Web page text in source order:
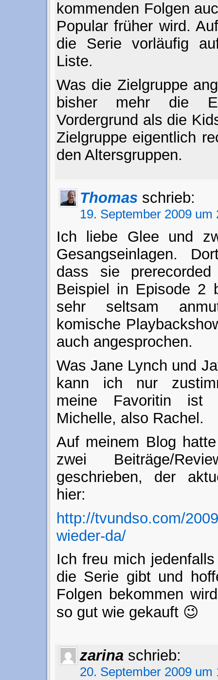
kommenden Folgen
Popular früher wird.
die Serie vorläufig
Liste.
Was die Zielgruppe
bisher mehr die
Vordergrund als die
Zielgruppe eigentlich
den Altersgruppen.
Thomas schrieb:
19. September 2009 um
Ich liebe Glee und
Gesangseinlagen.
dass sie
Beispiel in Episode 2
sehr seltsam
komische
auch angesprochen.
Was Jane Lynch und
kann ich nur
meine Favoritin
Michelle, also Rachel.
Auf meinem Blog
zwei Beiträge/
geschrieben, der
hier:
http://tvundso.com/
wieder-da/
Ich freu mich
die Serie gibt und
Folgen bekommen
so gut wie gekauft 😉
zarina schrieb:
20. September 2009 um